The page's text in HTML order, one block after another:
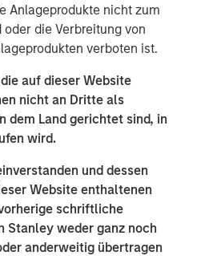
Anlageprodukte nicht zum
die Verbreitung von
verboten ist.
auf dieser Website
nicht an Dritte als
dem Land gerichtet sind, in
wird.
und dessen
Website enthaltenen
schriftliche
Stanley weder ganz noch
anderweitig übertragen
CEO said, “We are thrilled
we continue to pursue
care outcomes and grow
with MSIP can allow us to
a continued focus on
Partners
Partners (“MSIP”) is a
investment platform
under management
invested in a diverse portfolio
transport, digital
and utilities. MSIP targets